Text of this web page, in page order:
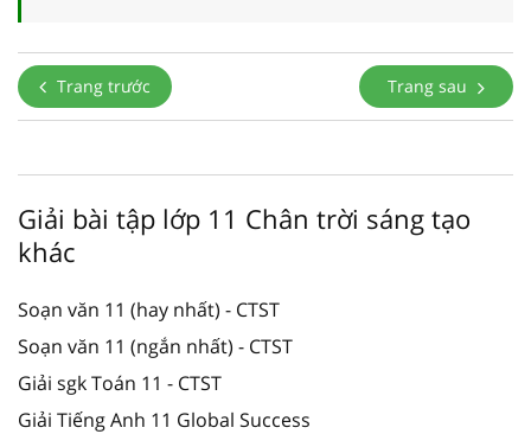
Trang trước Trang sau
Giải bài tập lớp 11 Chân trời sáng tạo
khác
Soạn văn 11 (hay nhất) - CTST
Soạn văn 11 (ngắn nhất) - CTST
Giải sgk Toán 11 - CTST
Giải Tiếng Anh 11 Global Success